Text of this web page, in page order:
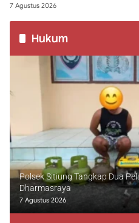
7 Agustus 2026
Hukum
Polsek Sitiung Tangkap Dua
Dharmasraya
7 Agustus 2026